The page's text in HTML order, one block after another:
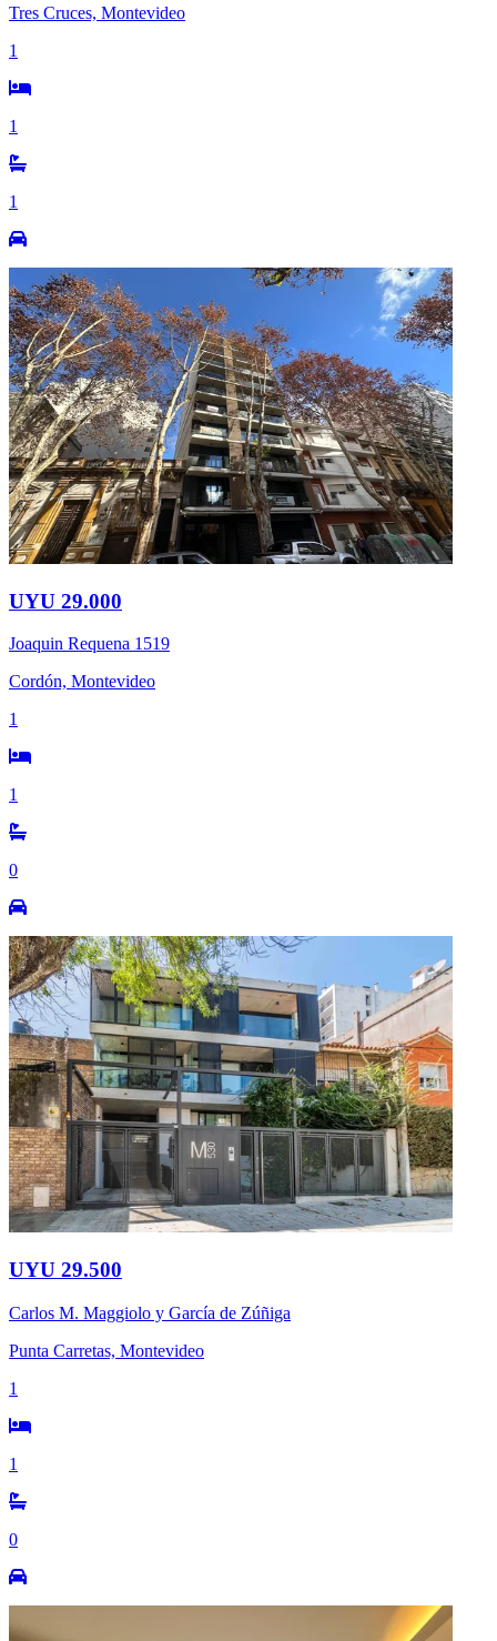
Tres Cruces, Montevideo
1
1
1
UYU 29.000
Joaquin Requena 1519
Cordón, Montevideo
1
1
0
UYU 29.500
Carlos M. Maggiolo y García de Zúñiga
Punta Carretas, Montevideo
1
1
0